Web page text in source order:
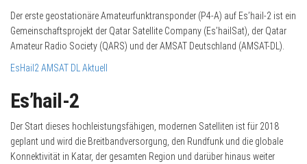
Der erste geostationäre Amateurfunktransponder (P4-A) auf Es’hail-2 ist ein
Gemeinschaftsprojekt der Qatar Satellite Company (Es’hailSat), der Qatar
Amateur Radio Society (QARS) und der AMSAT Deutschland (AMSAT-DL).
EsHail2 AMSAT DL Aktuell
Es’hail-2
Der Start dieses hochleistungsfähigen, modernen Satelliten ist für 2018
geplant und wird die Breitbandversorgung, den Rundfunk und die globale
Konnektivität in Katar, der gesamten Region und darüber hinaus weiter